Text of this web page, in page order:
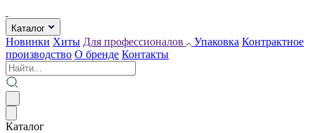
Каталог
Новинки Хиты Для профессионалов Упаковка Контрактное
производство О бренде Контакты
Каталог